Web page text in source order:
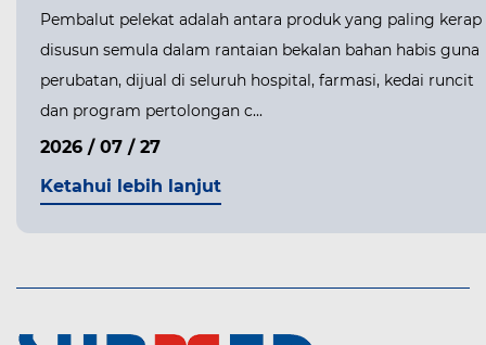
Pembalut pelekat adalah antara produk yang paling kerap
disusun semula dalam rantaian bekalan bahan habis guna
perubatan, dijual di seluruh hospital, farmasi, kedai runcit
dan program pertolongan c...
2026 / 07 / 27
Ketahui lebih lanjut